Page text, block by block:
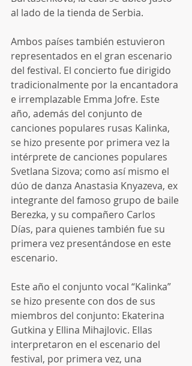
al lado de la tienda de Serbia.
Ambos países también estuvieron
representados en el gran escenario
del festival. El concierto fue dirigido
tradicionalmente por la encantadora
e irremplazable Emma Jofre. Este
año, además del conjunto de
canciones populares rusas Kalinka,
se hizo presente por primera vez la
intérprete de canciones populares
Svetlana Sizova; como así mismo el
dúo de danza Anastasia Knyazeva, ex
integrante del famoso grupo de baile
Berezka, y su compañero Carlos
Días, para quienes también fue su
primera vez presentándose en este
escenario.
Este año el conjunto vocal “Kalinka”
se hizo presente con dos de sus
miembros del conjunto: Ekaterina
Gutkina y Ellina Mihajlovic. Ellas
interpretaron en el escenario del
festival, por primera vez, una